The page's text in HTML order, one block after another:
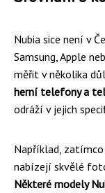
Nubia sice není v
Samsung, Apple
měřit v několika
herní telefony a
odráží v jejich
Například,
nabízejí skvělé
Některé modely